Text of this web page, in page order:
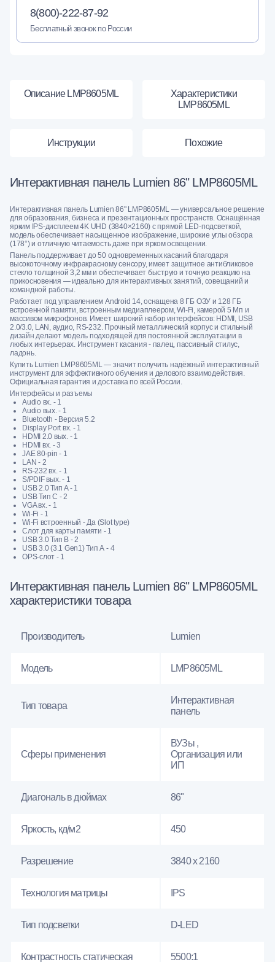
8(800)-222-87-92
Бесплатный звонок по России
Описание LMP8605ML
Характеристики
LMP8605ML
Инструкции Похожие
Интерактивная панель Lumien 86" LMP8605ML
Интерактивная панель Lumien 86" LMP8605ML — универсальное решение
для образования, бизнеса и презентационных пространств. Оснащённая
ярким IPS-дисплеем 4K UHD (3840×2160) с прямой LED-подсветкой,
модель обеспечивает насыщенное изображение, широкие углы обзора
(178°) и отличную читаемость даже при ярком освещении.
Панель поддерживает до 50 одновременных касаний благодаря
высокоточному инфракрасному сенсору, имеет защитное антибликовое
стекло толщиной 3,2 мм и обеспечивает быструю и точную реакцию на
прикосновения — идеально для интерактивных занятий, совещаний и
командной работы.
Работает под управлением Android 14, оснащена 8 ГБ ОЗУ и 128 ГБ
встроенной памяти, встроенным медиаплеером, Wi‑Fi, камерой 5 Мп и
массивом микрофонов. Имеет широкий набор интерфейсов: HDMI, USB
2.0/3.0, LAN, аудио, RS-232. Прочный металлический корпус и стильный
дизайн делают модель подходящей для постоянной эксплуатации в
любых интерьерах. Инструмент касания - палец, пассивный стилус,
ладонь.
Купить Lumien LMP8605ML — значит получить надёжный интерактивный
инструмент для эффективного обучения и делового взаимодействия.
Официальная гарантия и доставка по всей России.
Интерфейсы и разъемы
Audio вх. - 1
Audio вых. - 1
Bluetooth - Версия 5.2
Display Port вх. - 1
HDMI 2.0 вых. - 1
HDMI вх. - 3
JAE 80-pin - 1
LAN - 2
RS-232 вх. - 1
S/PDIF вых. - 1
USB 2.0 Тип A - 1
USB Тип С - 2
VGA вх. - 1
Wi-Fi - 1
Wi-Fi встроенный - Да (Slot type)
Слот для карты памяти - 1
USB 3.0 Тип В - 2
USB 3.0 (3.1 Gen1) Тип А - 4
OPS-слот - 1
Интерактивная панель Lumien 86" LMP8605ML
характеристики товара
Производитель Lumien
Модель LMP8605ML
Тип товара
Интерактивная
панель
Сферы применения
ВУЗы ,
Организация или
ИП
Диагональ в дюймах 86"
Яркость, кд/м2 450
Разрешение 3840 x 2160
Технология матрицы IPS
Тип подсветки D-LED
Контрастность статическая 5500:1